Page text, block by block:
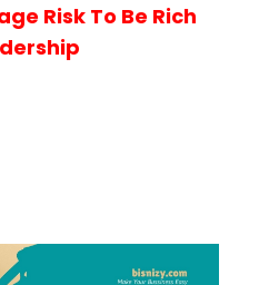
Risk To Be Rich